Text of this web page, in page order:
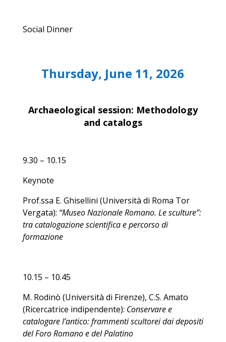
Social Dinner
Thursday, June 11, 2026
Archaeological session: Methodology
and catalogs
9.30 – 10.15
Keynote
Prof.ssa E. Ghisellini (Università di Roma Tor
Vergata): “Museo Nazionale Romano. Le sculture”:
tra catalogazione scientifica e percorso di
formazione
10.15 – 10.45
M. Rodinò (Università di Firenze), C.S. Amato
(Ricercatrice indipendente): Conservare e
catalogare l’antico: frammenti scultorei dai depositi
del Foro Romano e del Palatino